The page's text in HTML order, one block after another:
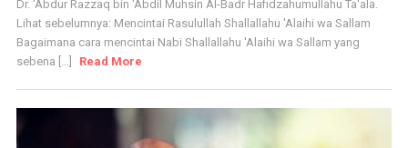
Dr. 'Abdur Razzaq bin 'Abdil Muhsin Al-Badr Hafidzahumullahu Ta'ala.
Lihat sebelumnya: Mencintai Rasulullah Shallallahu 'Alaihi wa Sallam
Bagaimana cara mencintai Nabi Shallallahu 'Alaihi wa Sallam yang
sebena [...]
Read More